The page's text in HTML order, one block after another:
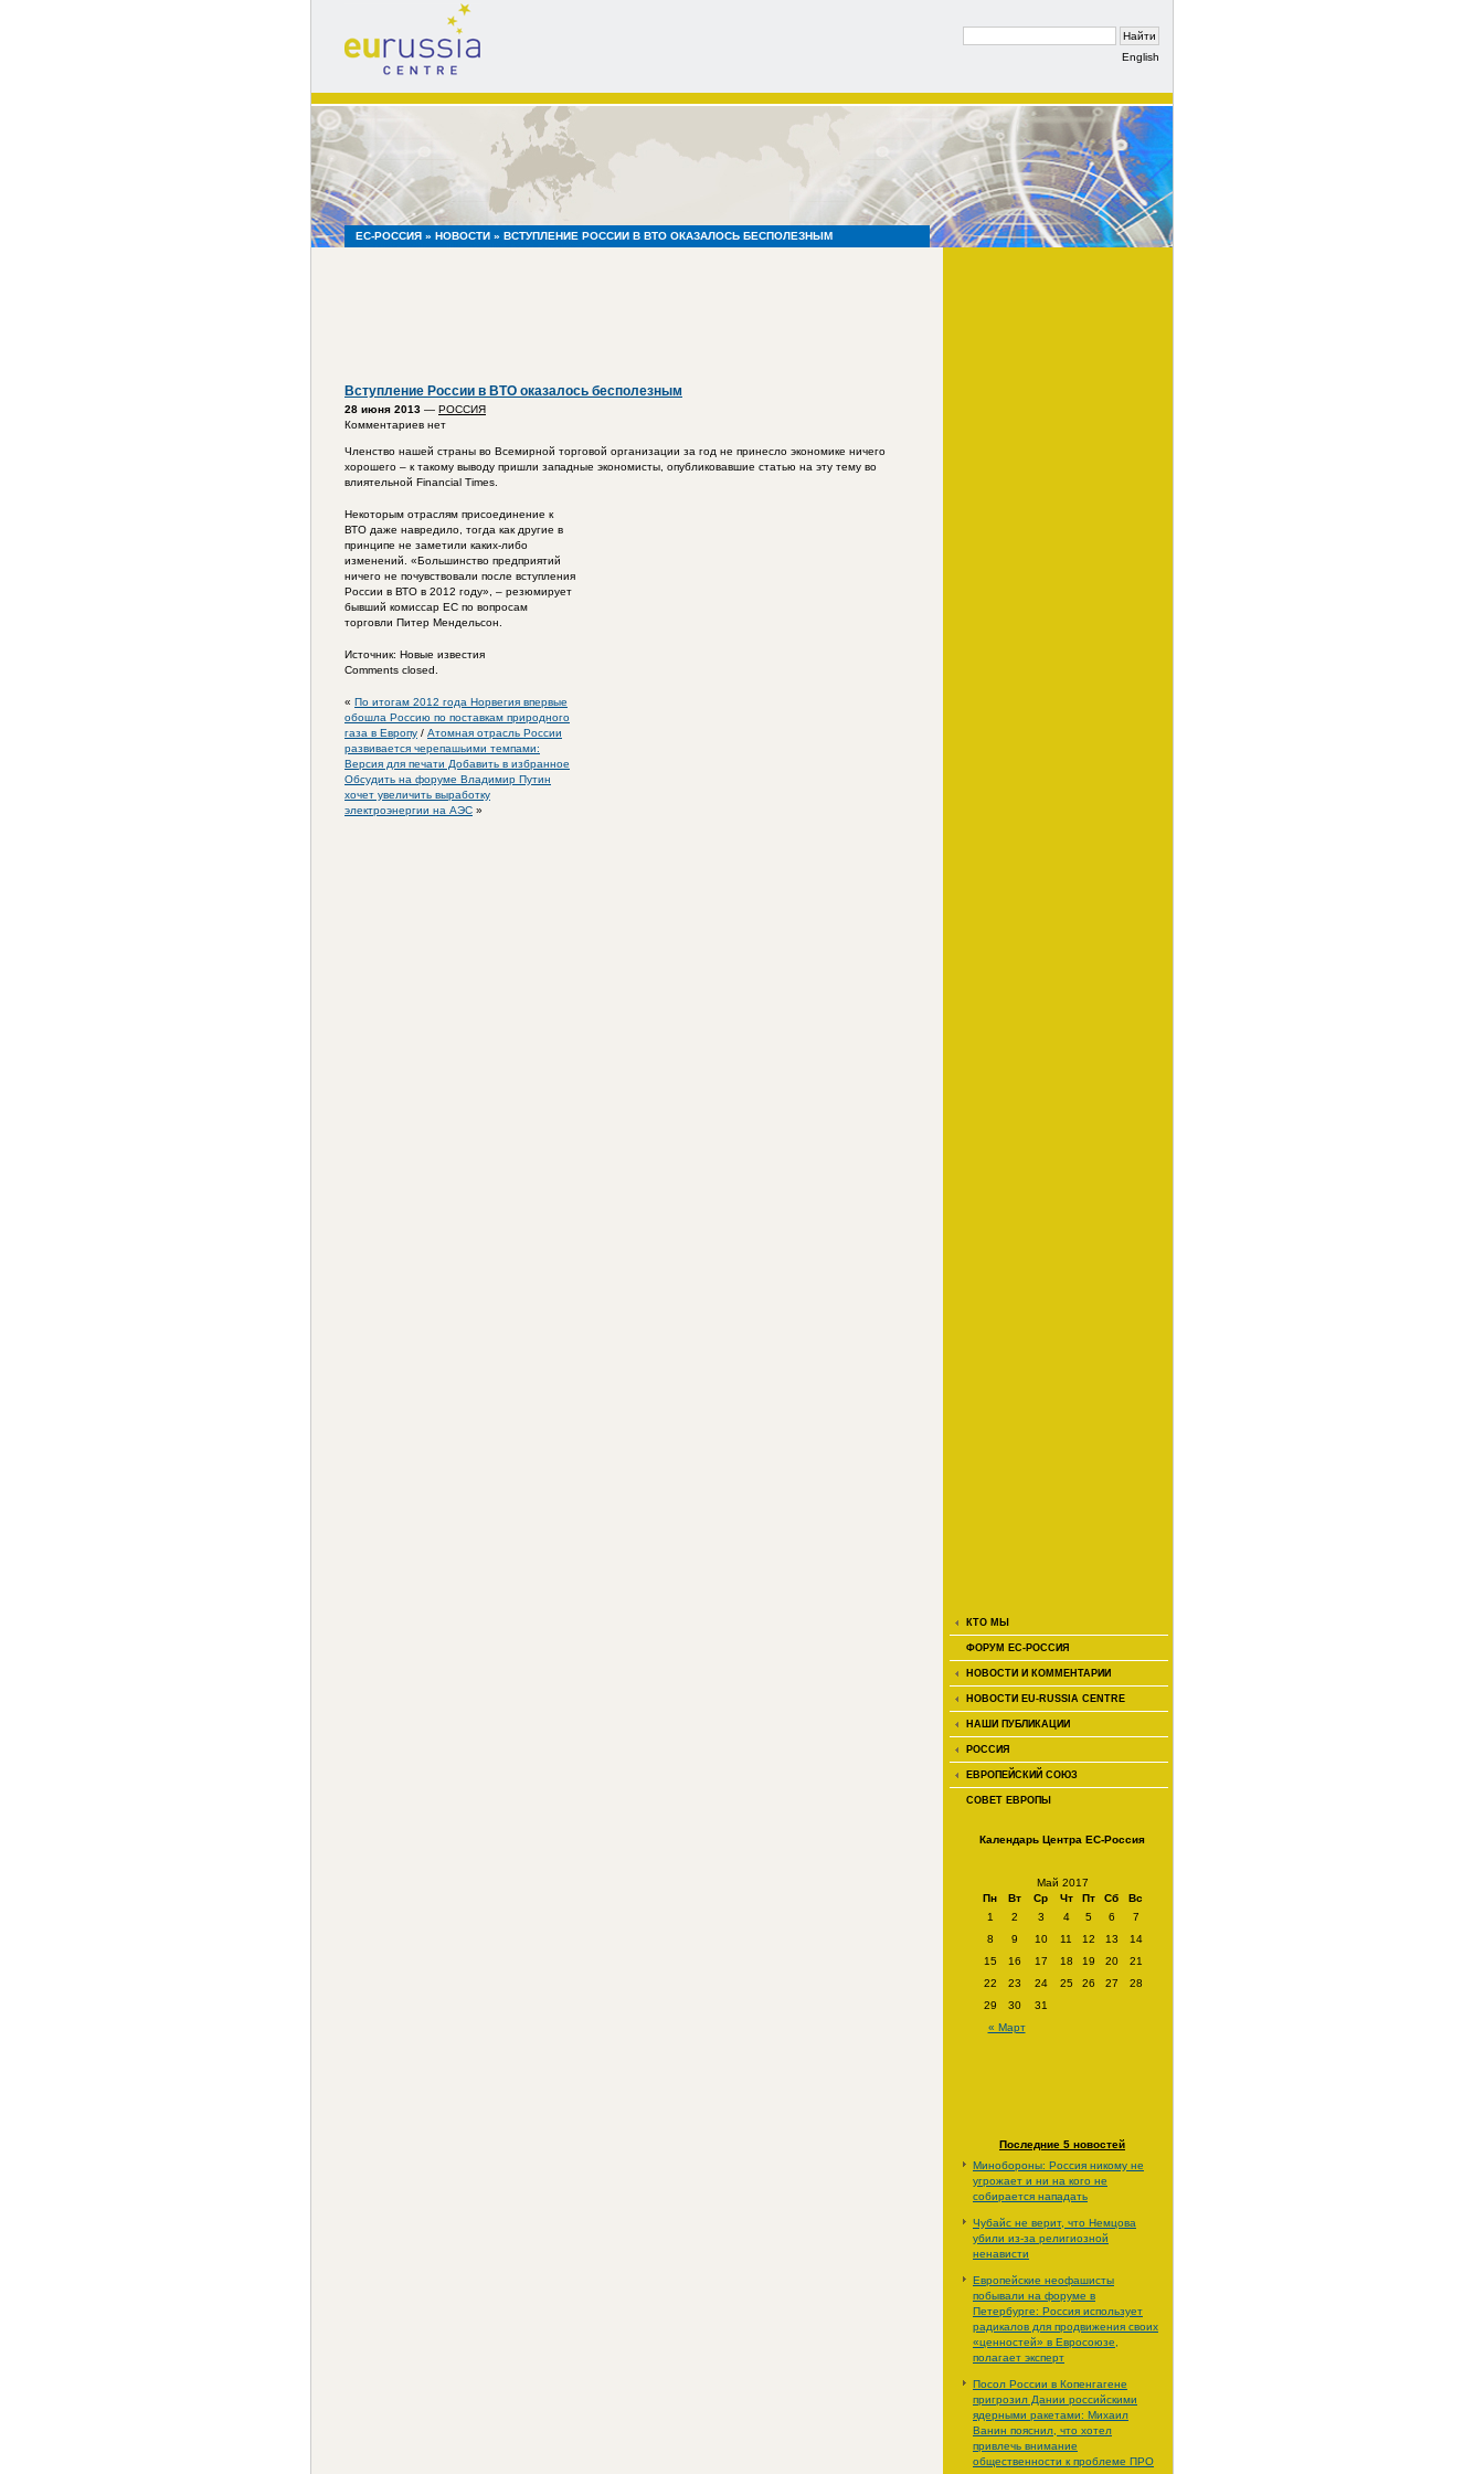
English
eurussia
centre
ЕС-РОССИЯ » НОВОСТИ » ВСТУПЛЕНИЕ РОССИИ В ВТО ОКАЗАЛОСЬ БЕСПОЛЕЗНЫМ
КТО МЫ
ФОРУМ ЕС-РОССИЯ
НОВОСТИ И КОММЕНТАРИИ
НОВОСТИ EU-RUSSIA CENTRE
НАШИ ПУБЛИКАЦИИ
РОССИЯ
ЕВРОПЕЙСКИЙ СОЮЗ
СОВЕТ ЕВРОПЫ
Календарь Центра ЕС-Россия
Май 2017
Пн
Вт Ср Чт Пт Сб Вс
« Март
1 2 3 4 5 6
7
8
9 10 11 12 13
14
15
16 17 18 19 20
21
22
23 24 25 26 27
28
29
30 31
Последние 5 новостей
Минобороны: Россия никому не
угрожает и ни на кого не
собирается нападать
Чубайс не верит, что Немцова
убили из-за религиозной
ненависти
Европейские неофашисты
побывали на форуме в
Петербурге: Россия использует
радикалов для продвижения своих
«ценностей» в Евросоюзе,
полагает эксперт
Посол России в Копенгагене
пригрозил Дании российскими
ядерными ракетами: Михаил
Ванин пояснил, что хотел
привлечь внимание
общественности к проблеме ПРО
Вступление России в ВТО оказалось бесполезным
28 июня 2013 — РОССИЯ
Комментариев нет
Членство нашей страны во Всемирной торговой организации за год не принесло экономике ничего
хорошего – к такому выводу пришли западные экономисты, опубликовавшие статью на эту тему во
влиятельной Financial Times.
Некоторым отраслям присоединение к
ВТО даже навредило, тогда как другие в
принципе не заметили каких-либо
изменений. «Большинство предприятий
ничего не почувствовали после вступления
России в ВТО в 2012 году», – резюмирует
бывший комиссар ЕС по вопросам
торговли Питер Мендельсон.
Источник: Новые известия
Comments closed.
« По итогам 2012 года Норвегия впервые
обошла Россию по поставкам природного
газа в Европу / Атомная отрасль России
развивается черепашьими темпами:
Версия для печати Добавить в избранное
Обсудить на форуме Владимир Путин
хочет увеличить выработку
электроэнергии на АЭС »